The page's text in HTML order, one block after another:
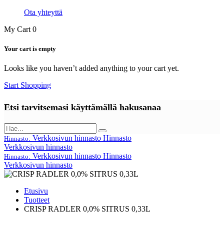
Ota yhteyttä
My Cart 0
Your cart is empty
Looks like you haven’t added anything to your cart yet.
Start Shopping
Etsi tarvitsemasi käyttämällä hakusanaa
Hinnasto: Verkkosivun hinnasto Hinnasto
Verkkosivun hinnasto
Hinnasto: Verkkosivun hinnasto Hinnasto
Verkkosivun hinnasto
Etusivu
Tuotteet
CRISP RADLER 0,0% SITRUS 0,33L